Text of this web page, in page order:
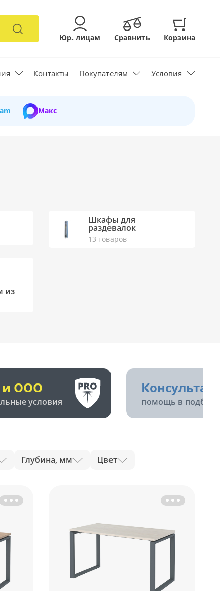
Юр. лицам Сравнить Корзина
Контакты Покупателям Условия
Макс
Шкафы для
раздевалок
13 товаров
из
и ООО
условия помощь в подборе
Глубина, мм Цвет